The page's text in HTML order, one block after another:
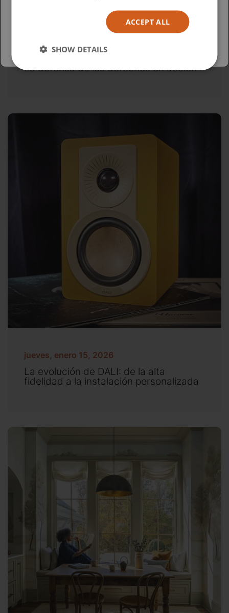
miércoles, abril 15, 2026
La defensa de los derechos en acción
jueves, enero 15, 2026
La evolución de DALI: de la alta
fidelidad a la instalación personalizada
ACCEPT ALL
SHOW DETAILS